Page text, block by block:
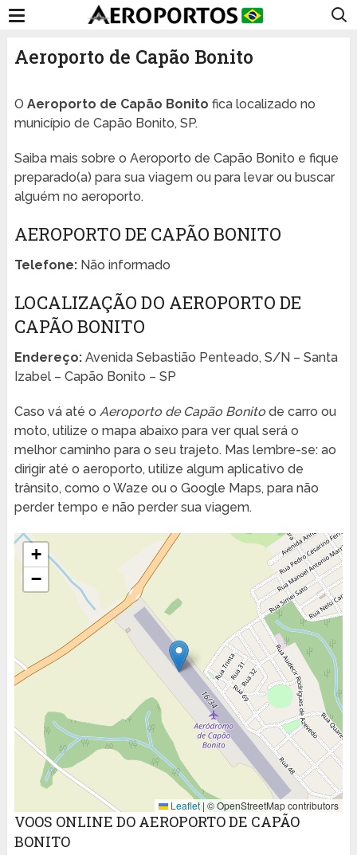
Aeroporto de Capão Bonito
O Aeroporto de Capão Bonito fica localizado no
município de Capão Bonito, SP.
Saiba mais sobre o Aeroporto de Capão Bonito e fique
preparado(a) para sua viagem ou para levar ou buscar
alguém no aeroporto.
AEROPORTO DE CAPÃO BONITO
Telefone:Não informado
LOCALIZAÇÃO DO AEROPORTO DE
CAPÃO BONITO
Endereço:Avenida Sebastião Penteado, S/N – Santa
Izabel – Capão Bonito – SP
Caso vá até o Aeroporto de Capão Bonitode carro ou
moto, utilize o mapa abaixo para ver qual será o
melhor caminho para o seu trajeto. Mas lembre-se: ao
dirigir até o aeroporto, utilize algum aplicativo de
trânsito, como o Waze ou o Google Maps, para não
perder tempo e não perder sua viagem.
+
−
Leaflet | © OpenStreetMap contributors
VOOS ONLINE DO AEROPORTO DE CAPÃO
BONITO